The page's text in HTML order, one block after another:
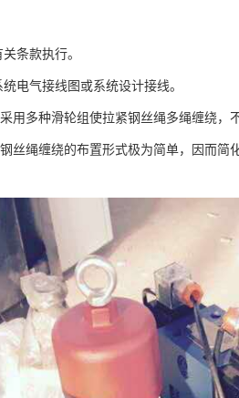
条款执行。
电气接线图或系统设计接线。
用多种滑轮组使拉紧钢丝绳多绳缠绕，
丝绳缠绕的布置形式极为简单，因而